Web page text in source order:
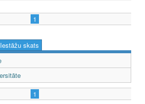
1
Iestāžu skats
1